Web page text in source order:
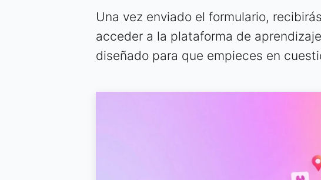
Una vez enviado el formulario,
acceder a la plataforma de
diseñado para que empieces en